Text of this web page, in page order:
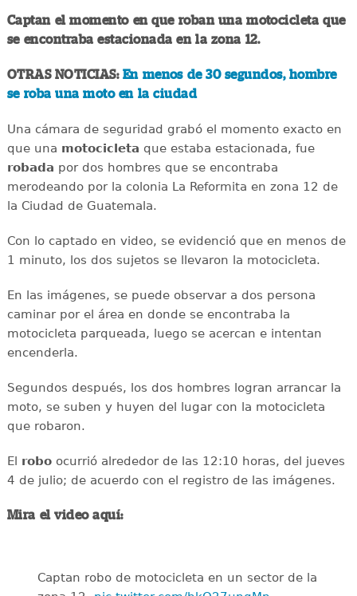
Captan el momento en que roban una motocicleta que
se encontraba estacionada en la zona 12.
OTRAS NOTICIAS: En menos de 30 segundos, hombre
se roba una moto en la ciudad
Una cámara de seguridad grabó el momento exacto en
que una motocicleta que estaba estacionada, fue
robada por dos hombres que se encontraba
merodeando por la colonia La Reformita en zona 12 de
la Ciudad de Guatemala.
Con lo captado en video, se evidenció que en menos de
1 minuto, los dos sujetos se llevaron la motocicleta.
En las imágenes, se puede observar a dos persona
caminar por el área en donde se encontraba la
motocicleta parqueada, luego se acercan e intentan
encenderla.
Segundos después, los dos hombres logran arrancar la
moto, se suben y huyen del lugar con la motocicleta
que robaron.
El roboocurrió alrededor de las 12:10 horas, del jueves
4 de julio; de acuerdo con el registro de las imágenes.
Mira el video aquí:
Captan robo de motocicleta en un sector de la